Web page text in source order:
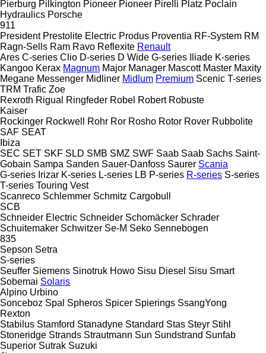
Pierburg Pilkington Pioneer Pioneer Pirelli Platz Poclain
Hydraulics Porsche
911
President Prestolite Electric Produs Proventia RF-System RM
Ragn-Sells Ram Ravo Reflexite Renault
Ares C-series Clio D-series D Wide G-series Iliade K-series
Kangoo Kerax Magnum Major Manager Mascott Master Maxity
Megane Messenger Midliner Midlum Premium Scenic T-series
TRM Trafic Zoe
Rexroth Rigual Ringfeder Robel Robert Robuste
Kaiser
Rockinger Rockwell Rohr Ror Rosho Rotor Rover Rubbolite
SAF SEAT
Ibiza
SEC SET SKF SLD SMB SMZ SWF Saab Saab Sachs Saint-
Gobain Sampa Sanden Sauer-Danfoss Saurer Scania
G-series Irizar K-series L-series LB P-series R-series S-series
T-series Touring Vest
Scanreco Schlemmer Schmitz Cargobull
SCB
Schneider Electric Schneider Schomäcker Schrader
Schuitemaker Schwitzer Se-M Seko Sennebogen
835
Sepson Setra
S-series
Seuffer Siemens Sinotruk Howo Sisu Diesel Sisu Smart
Sobemai Solaris
Alpino Urbino
Sonceboz Spal Spheros Spicer Spierings SsangYong
Rexton
Stabilus Stamford Stanadyne Standard Stas Steyr Stihl
Stoneridge Strands Strautmann Sun Sundstrand Sunfab
Superior Sutrak Suzuki